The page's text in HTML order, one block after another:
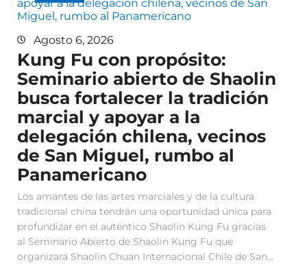
Agosto 6, 2026
Kung Fu con propósito:
Seminario abierto de Shaolin
busca fortalecer la tradición
marcial y apoyar a la
delegación chilena, vecinos
de San Miguel, rumbo al
Panamericano
Los amantes de las artes marciales y de la cultura
tradicional china tendrán una oportunidad única para
profundizar en el auténtico Shaolin Kung Fu gracias
al Seminario Abierto de Shaolin Kung Fu que
organizará Shaolin Chuan Internacional Chile de San...